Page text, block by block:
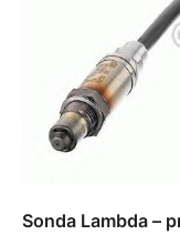
Sonda Lambda –